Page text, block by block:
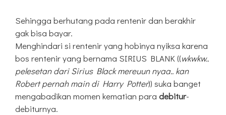
Sehingga berhutang pada rentenir dan berakhir
gak bisa bayar.
Menghindari si rentenir yang hobinya nyiksa karena
bos rentenir yang bernama SIRIUS BLANK ((wkwkw..
pelesetan dari Sirius Black mereuun nyaa.. kan
Robert pernah main di Harry Potter)) suka banget
mengabadikan momen kematian para debitur-
debiturnya.